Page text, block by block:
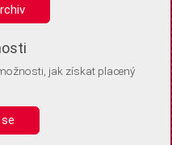
o stejné zařízení, a
do vašeho zařízení, abychom se
později upravit ve Správě
jak získat placený